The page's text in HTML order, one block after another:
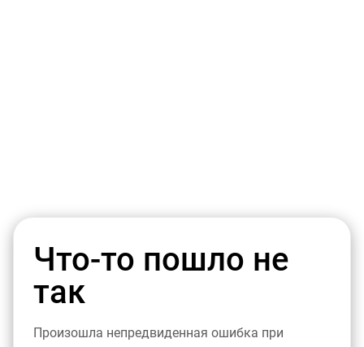
Что-то пошло не
так
Произошла непредвиденная ошибка при